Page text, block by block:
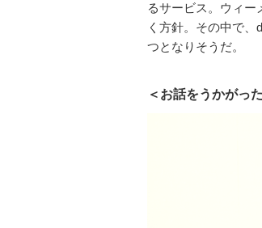
るサービス。ウィ
く方針。その中で、
つとなりそうだ。
＜お話をうかがっ